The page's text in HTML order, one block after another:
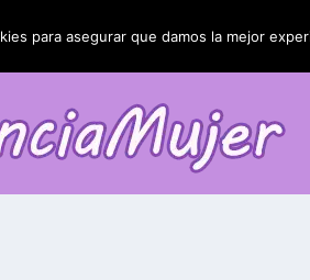
La blefaroplastia y sus resultados
para asegurar que damos la mejor